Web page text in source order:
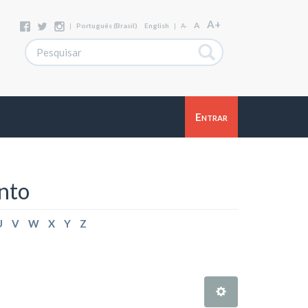
| Português (Brasil) English | A- A A+
Entrar
V W X Y Z